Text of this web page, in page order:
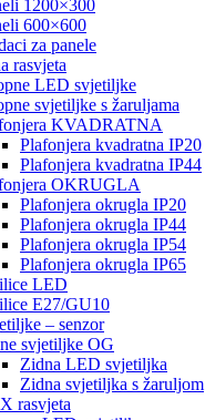
1200×300
600×600
za panele
rasvjeta
LED svjetiljke
svjetiljke s žaruljama
KVADRATNA
Plafonjera kvadratna IP20
Plafonjera kvadratna IP44
OKRUGLA
Plafonjera okrugla IP20
Plafonjera okrugla IP44
Plafonjera okrugla IP54
Plafonjera okrugla IP65
LED
E27/GU10
– senzor
svjetiljke OG
Zidna LED svjetiljka
Zidna svjetiljka s žaruljom
rasvjeta